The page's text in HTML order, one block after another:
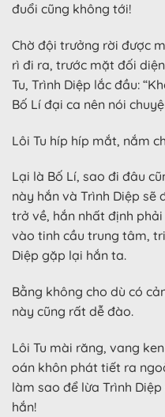
đuổi cũng không tới!
Chờ đội trưởng rời được
rì đi ra, trước mặt đối
Tu, Trình Diệp lắc đầu:
Bố Lí đại ca nên nói
Lôi Tu híp híp mắt, nắm
Lại là Bố Lí, sao đi đâu
này hắn và Trình Diệp sẽ
trở về, hắn nhất định
vào tinh cầu trung tâm,
Diệp gặp lại hắn ta.
Bằng không cho dù có
này cũng rất dễ đào.
Lôi Tu mài răng, vang
oán khôn phát tiết ra
làm sao để lừa Trình
hắn!